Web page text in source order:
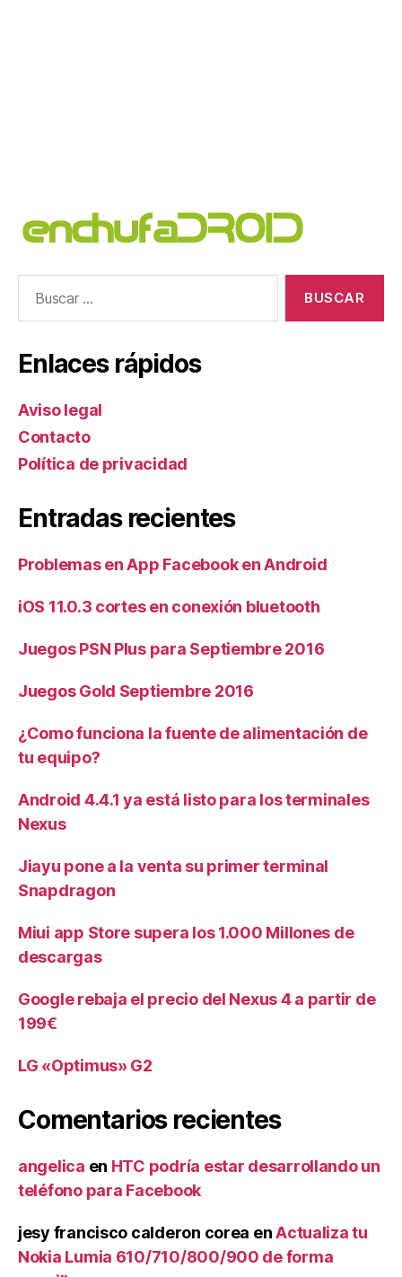
Enlaces rápidos
Aviso legal
Contacto
Política de privacidad
Entradas recientes
Problemas en App Facebook en Android
iOS 11.0.3 cortes en conexión bluetooth
Juegos PSN Plus para Septiembre 2016
Juegos Gold Septiembre 2016
¿Como funciona la fuente de alimentación de
tu equipo?
Android 4.4.1 ya está listo para los terminales
Nexus
Jiayu pone a la venta su primer terminal
Snapdragon
Miui app Store supera los 1.000 Millones de
descargas
Google rebaja el precio del Nexus 4 a partir de
199€
LG «Optimus» G2
Comentarios recientes
angelica en HTC podría estar desarrollando un
teléfono para Facebook
jesy francisco calderon corea enActualiza tu
Nokia Lumia 610/710/800/900 de forma